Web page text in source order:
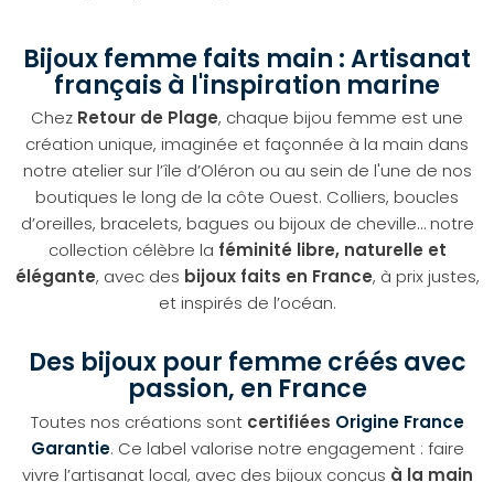
Bijoux femme faits main : Artisanat
français à l'inspiration marine
Chez Retour de Plage, chaque bijou femme est une
création unique, imaginée et façonnée à la main dans
notre atelier sur l’île d’Oléron ou au sein de l'une de nos
boutiques le long de la côte Ouest. Colliers, boucles
d’oreilles, bracelets, bagues ou bijoux de cheville… notre
collection célèbre la féminité libre, naturelle et
élégante, avec des bijoux faits en France, à prix justes,
et inspirés de l’océan.
Des bijoux pour femme créés avec
passion, en France
Toutes nos créations sont certifiées Origine France
Garantie. Ce label valorise notre engagement : faire
vivre l’artisanat local, avec des bijoux conçus à la main